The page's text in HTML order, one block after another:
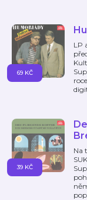
LP
69 KČ
Na
39 KČ